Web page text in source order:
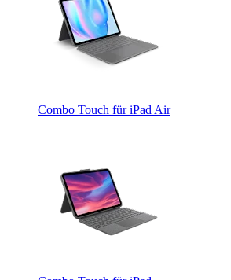
Combo Touch für iPad Air